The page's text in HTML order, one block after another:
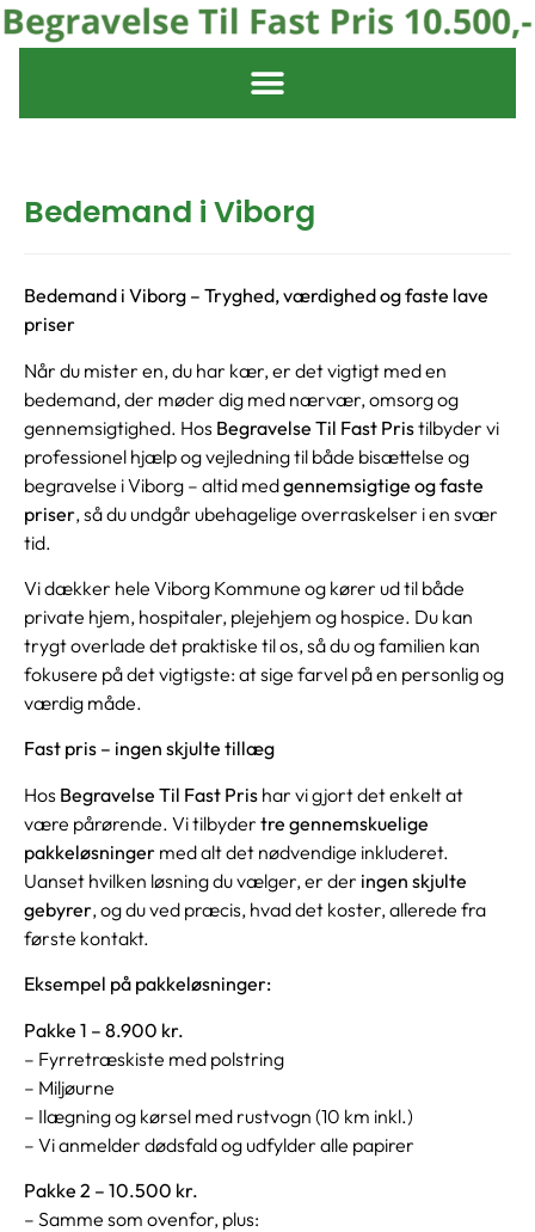
Bedemand i Viborg
Bedemand i Viborg – Tryghed, værdighed og faste lave
priser
Når du mister en, du har kær, er det vigtigt med en
bedemand, der møder dig med nærvær, omsorg og
gennemsigtighed. Hos Begravelse Til Fast Pristilbyder vi
professionel hjælp og vejledning til både bisættelse og
begravelse i Viborg – altid medgennemsigtige og faste
priser, så du undgår ubehagelige overraskelser i en svær
tid.
Vi dækker hele Viborg Kommune og kører ud til både
private hjem, hospitaler, plejehjem og hospice. Du kan
trygt overlade det praktiske til os, så du og familien kan
fokusere på det vigtigste: at sige farvel på en personlig og
værdig måde.
Fast pris – ingen skjulte tillæg
Hos Begravelse Til Fast Pris har vi gjort det enkelt at
være pårørende. Vi tilbyder tre gennemskuelige
pakkeløsninger med alt det nødvendige inkluderet.
Uanset hvilken løsning du vælger, er der ingen skjulte
gebyrer, og du ved præcis, hvad det koster, allerede fra
første kontakt.
Eksempel på pakkeløsninger:
Pakke 1 – 8.900 kr.
– Fyrretræskiste med polstring
– Miljøurne
– Ilægning og kørsel med rustvogn (10 km inkl.)
– Vi anmelder dødsfald og udfylder alle papirer
Pakke 2 – 10.500 kr.
– Samme som ovenfor, plus: